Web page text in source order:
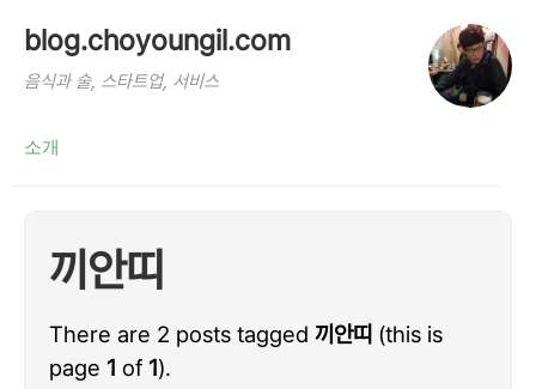
blog.choyoungil.com
음식과 술, 스타트업, 서비스
소개
끼안띠
There are 2 posts tagged 끼안띠 (this is
page 1 of 1).